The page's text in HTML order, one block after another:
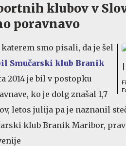
klubov v
poravnavo
smo pisali, da je šel
Smučarski klub Branik
2014 je bil v postopku
ko je dolg znašal 1,7
letos julija pa je naznanil
klub Branik Maribor, prav